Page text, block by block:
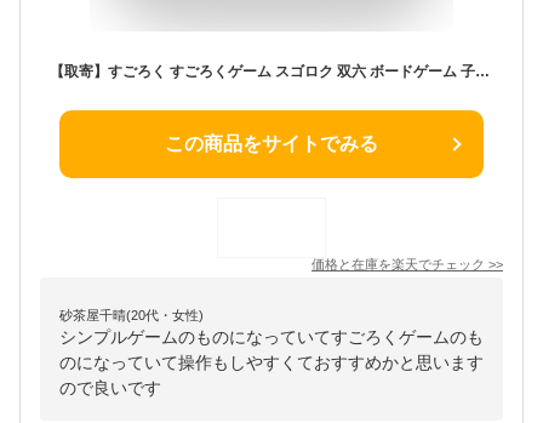
【取寄】すごろく すごろくゲーム スゴロク 双六 ボードゲーム 子供 スゴロクゲーム おもちゃ パーティーファミリー お洒落 知育玩具 知育 面白い 頭の体操 おうち おうち時間 家族 ファミリー ゲーム 正月 幼児 小学生 覚える 室内 屋内 シンプル チェッカーボード 4歳 5歳
この商品をサイトでみる
価格と在庫を楽天でチェック >>
砂茶屋千晴(20代・女性)
シンプルゲームのものになっていてすごろくゲームのも
のになっていて操作もしやすくておすすめかと思います
ので良いです